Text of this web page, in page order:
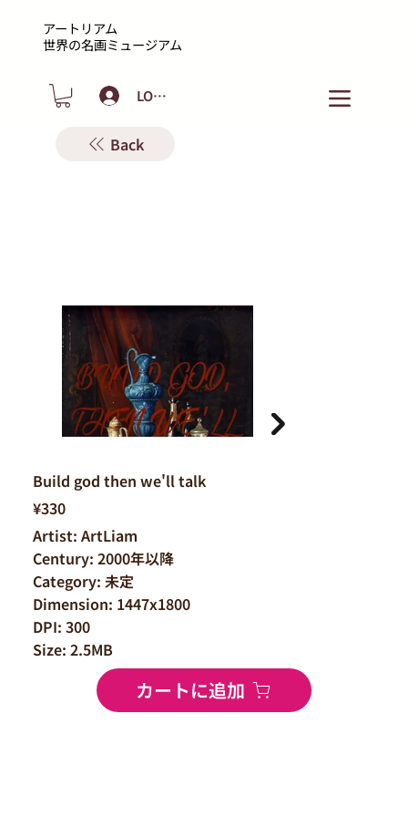
アートリアム
​世界の名画ミュージアム
LOGIN
Back
¥330
Artist: ArtLiam
Century: 2000年以降
Category: 未定
Dimension: 1447x1800
DPI: 300
Size: 2.5MB
カートに追加
Build god then we'll talk